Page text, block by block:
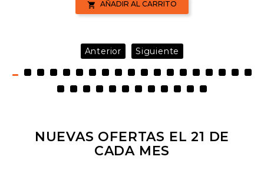
 AÑADIR AL CARRITO
Anterior Siguiente
NUEVAS OFERTAS EL 21 DE
CADA MES